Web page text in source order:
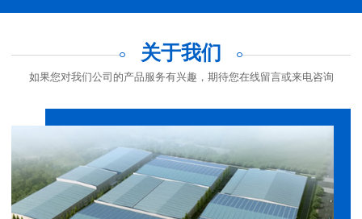
关于我们
如果您对我们公司的产品服务有兴趣，期待您在线留言或来电咨询